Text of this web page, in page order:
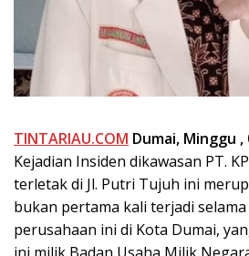
TINTARIAU.COM Dumai, Minggu ,
Kejadian Insiden dikawasan PT.
terletak di Jl. Putri Tujuh ini
bukan pertama kali terjadi
perusahaan ini di Kota Dumai,
ini milik Badan Usaha Milik